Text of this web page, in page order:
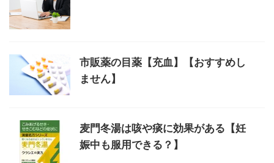
市販薬の目薬【充血】【おすすめし
ません】
麦門冬湯は咳や痰に効果がある【妊
娠中も服用できる？】